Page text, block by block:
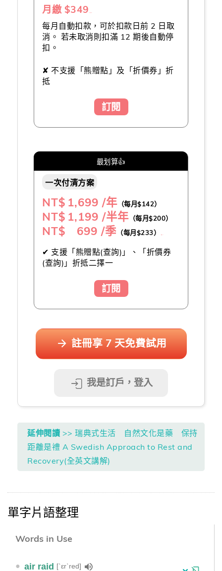
月繳 $349
每月自動扣款，可於扣款日前 2 日取
消。 若未取消則扣滿 12 期後自動停
扣。
✘ 不支援「熊贈點」及「折價券」折
抵
訂閱
最划算👍
一次付清方案
NT$ 1,699 /年（每月$142）
NT$ 1,199 /半年（每月$200）
NT$ 699 /季 （每月$233）
✔ 支援「熊贈點(查詢)」、「折價券
(查詢)」折抵二擇一
訂閱
註冊享 7 天免費試用
我是訂戶，登入
延伸閱讀 >> 瑞典式生活 自然文化是藥 保持
距離是禮 A Swedish Approach to Rest and
Recovery(全英文講解)
單字片語整理
Words in Use
● air raid [ˋɛrˋred]